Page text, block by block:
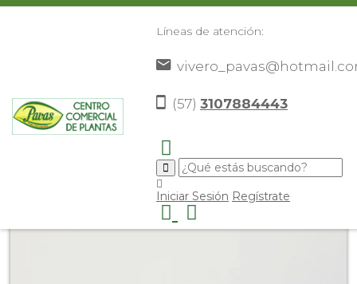
Líneas de atención:
(57) 3107884443
Iniciar Sesión Regístrate
Plantas> Flores De Exterior>